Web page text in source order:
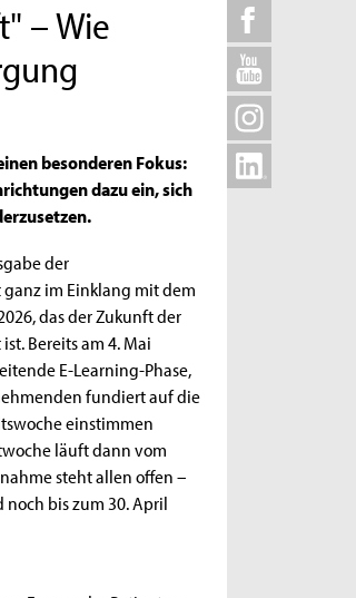
– Wie
besonderen Fokus:
dazu ein, sich
der
im Einklang mit dem
das der Zukunft der
Bereits am 4. Mai
E-Learning-Phase,
fundiert auf die
einstimmen
läuft dann vom
steht allen offen –
bis zum 30. April